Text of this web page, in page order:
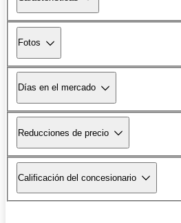
Fotos
Días en el mercado
Reducciones de precio
Calificación del concesionario